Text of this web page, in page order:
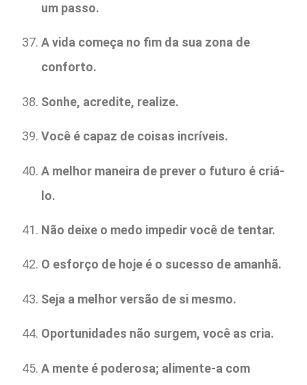
um passo.
A vida começa no fim da sua zona de
conforto.
Sonhe, acredite, realize.
Você é capaz de coisas incríveis.
A melhor maneira de prever o futuro é criá-
lo.
Não deixe o medo impedir você de tentar.
O esforço de hoje é o sucesso de amanhã.
Seja a melhor versão de si mesmo.
Oportunidades não surgem, você as cria.
A mente é poderosa; alimente-a com